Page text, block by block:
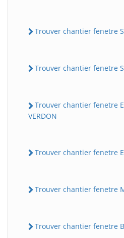
Trouver chantier fenetre
Trouver chantier fenetre
Trouver chantier fenetre
VERDON
Trouver chantier fenetre
Trouver chantier fenetre
Trouver chantier fenetre